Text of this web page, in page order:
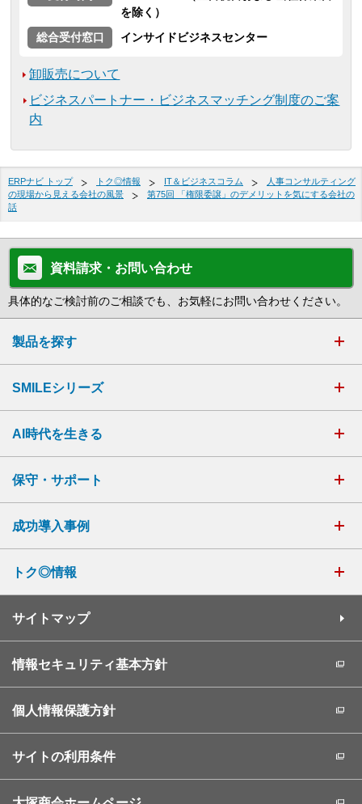
を除く）
総合受付窓口
インサイドビジネスセンター
卸販売について
ビジネスパートナー・ビジネスマッチング制度のご案
内
ERPナビ トップ トク◎情報 IT＆ビジネスコラム
人事コンサルティング
の現場から見える会社の風景
第75回 「権限委譲」のデメリットを気にする会社の
話
資料請求・お問い合わせ
具体的なご検討前のご相談でも、お気軽にお問い合わせください。
製品を探す
SMILEシリーズ
AI時代を生きる
保守・サポート
成功導入事例
トク◎情報
サイトマップ
情報セキュリティ基本方針
個人情報保護方針
サイトの利用条件